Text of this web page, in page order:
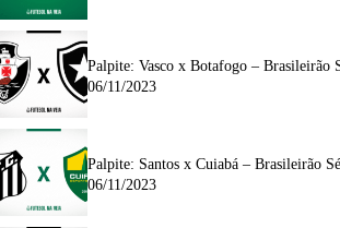
Palpite: Vasco x Botafogo – Brasileirão
06/11/2023
Palpite: Santos x Cuiabá – Brasileirão
06/11/2023